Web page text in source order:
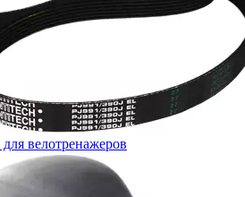
велотренажеров